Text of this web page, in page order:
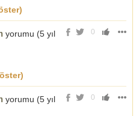
0
yorumu (5 yıl
0
yorumu (5 yıl